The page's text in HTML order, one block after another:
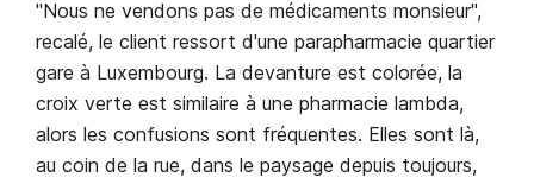
"Nous ne vendons pas de médicaments monsieur",
recalé, le client ressort d'une parapharmacie quartier
gare à Luxembourg. La devanture est colorée, la
croix verte est similaire à une pharmacie lambda,
alors les confusions sont fréquentes. Elles sont là,
au coin de la rue, dans le paysage depuis toujours,